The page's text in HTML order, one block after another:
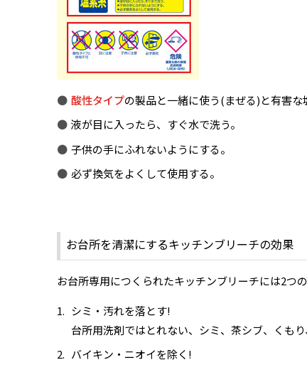
酸性タイプの製品と一緒に使う(まぜる)と有害な
液が目に入ったら、すぐ水で洗う。
子供の手にふれないようにする。
必ず換気をよくして使用する。
お台所を清潔にするキッチンブリーチの効果
お台所専用につくられたキッチンブリーチには2つ
シミ・汚れを落とす!
台所用洗剤ではとれない、シミ、茶シブ、くも
バイキン・ニオイを除く!